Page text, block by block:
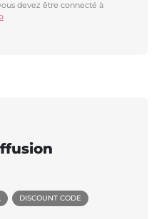
devez être connecté à
DISCOUNT CODE